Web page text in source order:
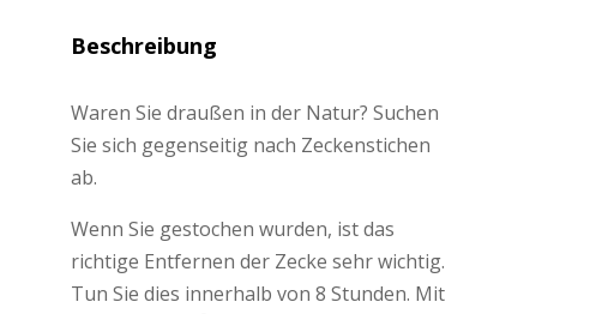
Beschreibung
Waren Sie draußen in der Natur? Suchen
Sie sich gegenseitig nach Zeckenstichen
ab.
Wenn Sie gestochen wurden, ist das
richtige Entfernen der Zecke sehr wichtig.
Tun Sie dies innerhalb von 8 Stunden. Mit